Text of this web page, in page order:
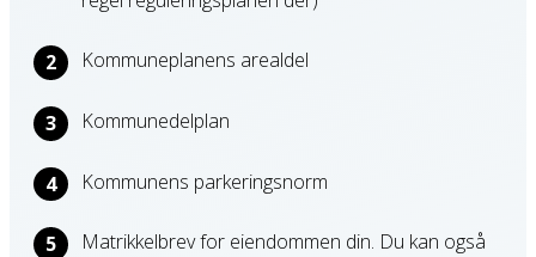
Kommuneplanens arealdel
Kommunedelplan
Kommunens parkeringsnorm
Matrikkelbrev for eiendommen din. Du kan også